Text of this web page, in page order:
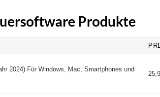
Produkte
2024) Für Windows, Mac, Smartphones und